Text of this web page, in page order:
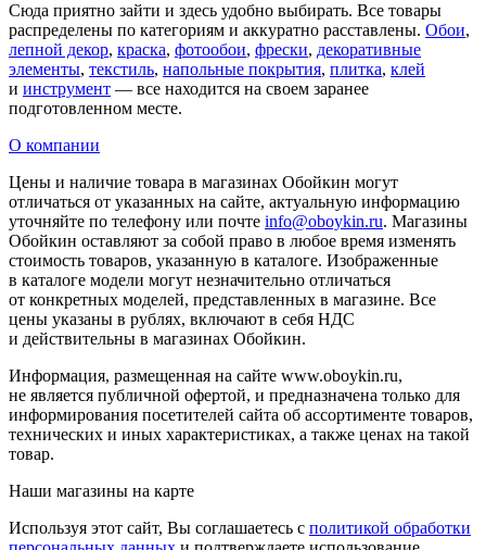
Сюда приятно зайти и здесь удобно выбирать. Все товары
распределены по категориям и аккуратно расставлены. Обои,
лепной декор, краска, фотообои, фрески, декоративные
элементы, текстиль, напольные покрытия, плитка, клей
и инструмент — все находится на своем заранее
подготовленном месте.
О компании
Цены и наличие товара в магазинах Обойкин могут
отличаться от указанных на сайте, актуальную информацию
уточняйте по телефону или почте info@oboykin.ru. Магазины
Обойкин оставляют за собой право в любое время изменять
стоимость товаров, указанную в каталоге. Изображенные
в каталоге модели могут незначительно отличаться
от конкретных моделей, представленных в магазине. Все
цены указаны в рублях, включают в себя НДС
и действительны в магазинах Обойкин.
Информация, размещенная на сайте www.oboykin.ru,
не является публичной офертой, и предназначена только для
информирования посетителей сайта об ассортименте товаров,
технических и иных характеристиках, а также ценах на такой
товар.
Наши магазины на карте
Используя этот сайт, Вы соглашаетесь с политикой обработки